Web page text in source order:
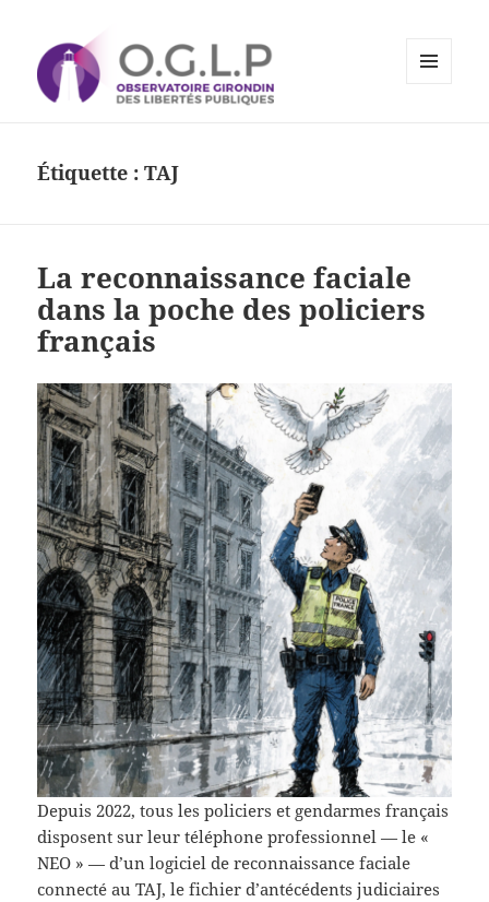
Libertés Publiques
Étiquette :TAJ
La reconnaissance faciale
dans la poche des policiers
français
Depuis 2022, tous les policiers et gendarmes français
disposent sur leur téléphone professionnel — le «
NEO » — d’un logiciel de reconnaissance faciale
connecté au TAJ, le fichier d’antécédents judiciaires